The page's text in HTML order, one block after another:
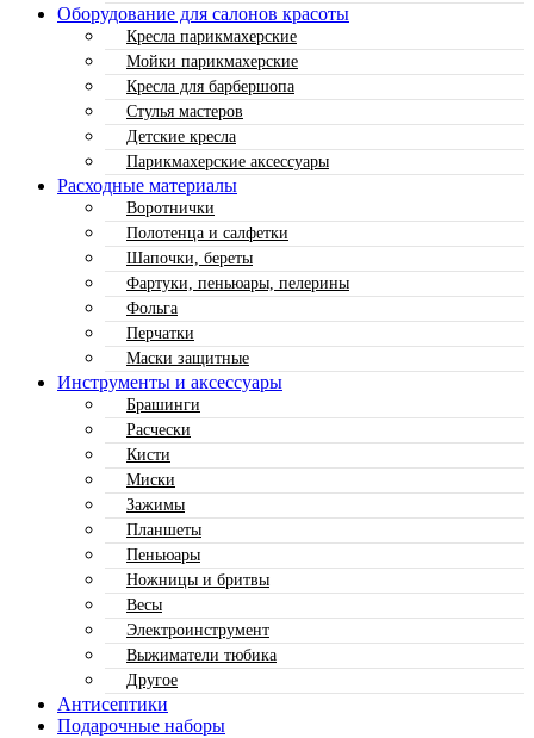
Оборудование для салонов красоты
Кресла парикмахерские
Мойки парикмахерские
Кресла для барбершопа
Стулья мастеров
Детские кресла
Парикмахерские аксессуары
Расходные материалы
Воротнички
Полотенца и салфетки
Шапочки, береты
Фартуки, пеньюары, пелерины
Фольга
Перчатки
Маски защитные
Инструменты и аксессуары
Брашинги
Расчески
Кисти
Миски
Зажимы
Планшеты
Пеньюары
Ножницы и бритвы
Весы
Электроинструмент
Выжиматели тюбика
Другое
Антисептики
Подарочные наборы